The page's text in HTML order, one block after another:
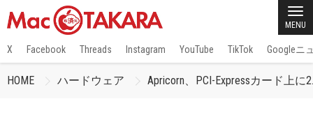
MENU
X Facebook Threads Instagram YouTube TikTok Googleニ
HOME ハードウェア Apricorn、PCI-Expressカード上